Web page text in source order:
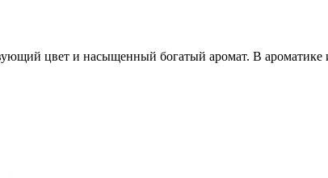
цвет и насыщенный богатый аромат. В ароматике